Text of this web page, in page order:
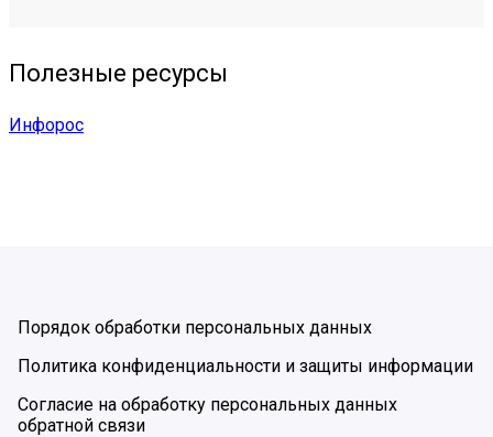
Полезные ресурсы
Инфорос
Порядок обработки персональных данных
Политика конфиденциальности и защиты информации
Согласие на обработку персональных данных
обратной связи